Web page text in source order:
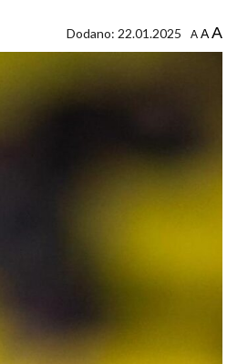
Dodano: 22.01.2025 A AA